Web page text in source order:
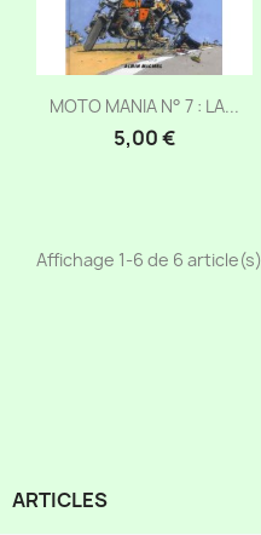
Aperçu rapide
MOTO MANIA N° 7 : LA...
5,00 €
Affichage 1-6 de 6 article(s)
ARTICLES